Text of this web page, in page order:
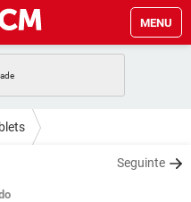
MENU
FACEBOOK
GMAIL
WHATSAPP
WHATSAPP
Seguinte